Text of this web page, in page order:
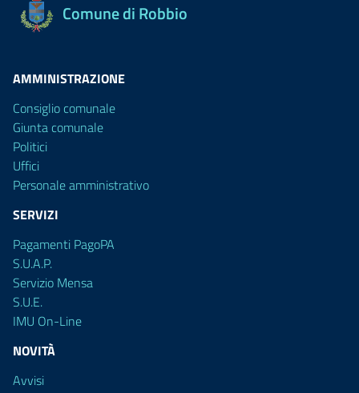
Comune di Robbio
AMMINISTRAZIONE
Consiglio comunale
Giunta comunale
Politici
Uffici
Personale amministrativo
SERVIZI
Pagamenti PagoPA
S.U.A.P.
Servizio Mensa
S.U.E.
IMU On-Line
NOVITÀ
Avvisi